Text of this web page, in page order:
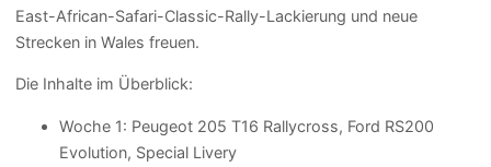
East-African-Safari-Classic-Rally-Lackierung und neue
Strecken in Wales freuen.
Die Inhalte im Überblick:
Woche 1: Peugeot 205 T16 Rallycross, Ford RS200
Evolution, Special Livery